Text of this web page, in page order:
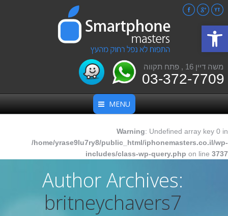
פתח סרגל נגישות
משה דיין 16 , פתח תקווה
03-372-7709
FacebookGoogle+
YouTube
MENU
Warning: Undefined array key 0 in
/home/yrase9lu7ry8/public_html/iphonemasters.co.il/wp-
includes/class-wp-query.php on line 3737
Author Archives:
britneychavers7